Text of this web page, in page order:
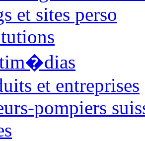
et sites perso
et entreprises
pompiers